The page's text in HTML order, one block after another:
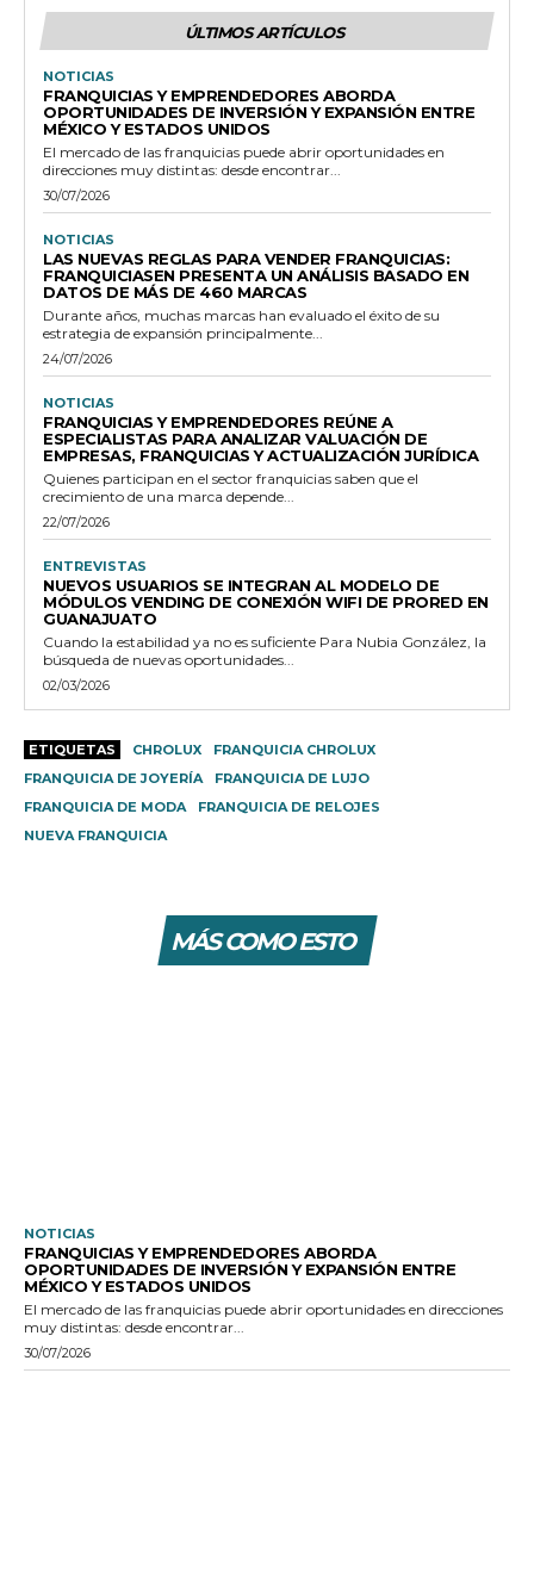
ÚLTIMOS ARTÍCULOS
NOTICIAS
FRANQUICIAS Y EMPRENDEDORES ABORDA
OPORTUNIDADES DE INVERSIÓN Y EXPANSIÓN ENTRE
MÉXICO Y ESTADOS UNIDOS
El mercado de las franquicias puede abrir oportunidades en
direcciones muy distintas: desde encontrar...
30/07/2026
NOTICIAS
LAS NUEVAS REGLAS PARA VENDER FRANQUICIAS:
FRANQUICIASEN PRESENTA UN ANÁLISIS BASADO EN
DATOS DE MÁS DE 460 MARCAS
Durante años, muchas marcas han evaluado el éxito de su
estrategia de expansión principalmente...
24/07/2026
NOTICIAS
FRANQUICIAS Y EMPRENDEDORES REÚNE A
ESPECIALISTAS PARA ANALIZAR VALUACIÓN DE
EMPRESAS, FRANQUICIAS Y ACTUALIZACIÓN JURÍDICA
Quienes participan en el sector franquicias saben que el
crecimiento de una marca depende...
22/07/2026
ENTREVISTAS
NUEVOS USUARIOS SE INTEGRAN AL MODELO DE
MÓDULOS VENDING DE CONEXIÓN WIFI DE PRORED EN
GUANAJUATO
Cuando la estabilidad ya no es suficiente Para Nubia González, la
búsqueda de nuevas oportunidades...
02/03/2026
ETIQUETAS CHROLUX
FRANQUICIA CHROLUX
FRANQUICIA DE JOYERÍA
FRANQUICIA DE LUJO
FRANQUICIA DE MODA
FRANQUICIA DE RELOJES
NUEVA FRANQUICIA
MÁS COMO ESTO
NOTICIAS
FRANQUICIAS Y EMPRENDEDORES ABORDA
OPORTUNIDADES DE INVERSIÓN Y EXPANSIÓN ENTRE
MÉXICO Y ESTADOS UNIDOS
El mercado de las franquicias puede abrir oportunidades en direcciones
muy distintas: desde encontrar...
30/07/2026